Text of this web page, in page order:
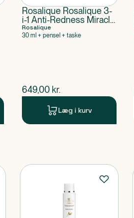
Rosalique Rosalique 3-
i-1 Anti-Redness Miracle
Formula sampak
Rosalique
30 ml + pensel + taske
$nuværende pris
649,00 kr.
Læg i kurv